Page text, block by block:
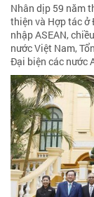
Nhân dịp 59 năm
thiện và Hợp tác ở
nhập ASEAN,
nước Việt Nam,
Đại biện các nước